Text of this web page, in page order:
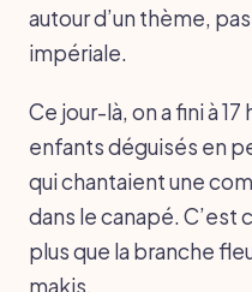
autour d’un thème,
impériale.
Ce jour-là, on a fini à
enfants déguisés en
qui chantaient une
dans le canapé. C’est
plus que la branche
makis.